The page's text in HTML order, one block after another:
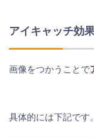
アイキャッチ効
画像をつかうことで
具体的には下記です。